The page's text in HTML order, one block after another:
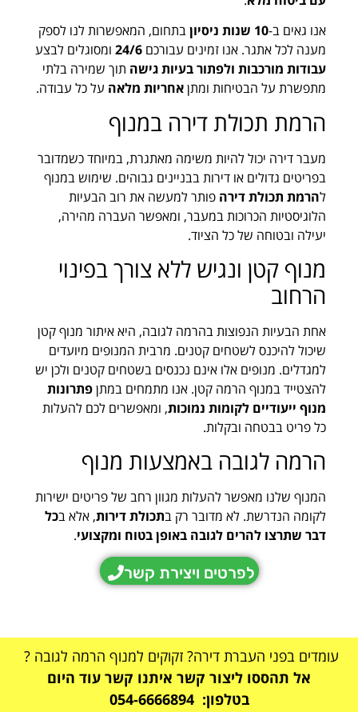
אנו גאים ב-10 שנות ניסיון
בתחום, המאפשרות לנו לספק
מענה לכל אתגר. אנו זמינים עבורכם 24/6 ומסוגלים לבצע
עבודות מורכבות ולפתור בעיות גישה תוך שמירה בלתי
מתפשרת על הבטיחות ומתןאחריות מלאה על כל עבודה.
הרמת תכולת דירה במנוף
מעבר דירה יכול להיות משימה מאתגרת, במיוחד כשמדובר
בפריטים גדולים או דירות בבניינים גבוהים. שימוש במנוף
להרמת תכולת דירה פותר למעשה את רוב הבעיות
הלוגיסטיות הכרוכות במעבר, ומאפשר העברה מהירה,
יעילה ובטוחה של כל הציוד.
מנוף קטן ונגיש ללא צורך בפינוי
הרחוב
אחת הבעיות הנפוצות בהרמה לגובה, היא איתור מנוף קטן
שיכול להיכנס לשטחים קטנים. מרבית המנופים מיועדים
למגדלים. מנופים אלו אינם נכנסים בשטחים קטנים ולכן יש
להצטייד במנוף הרמה קטן. אנו מתמחים במתןפתרונות
מנוף ייעודיים לקומות נמוכות, ומאפשרים לכם להעלות
כל פריט בבטחה ובקלות.
הרמה לגובה באמצעות מנוף
המנוף שלנו מאפשר להעלות מגוון רחב של פריטים ישירות
לקומה הנדרשת. לא מדובר רק בתכולת דירות, אלא בכל
דבר שתרצו להרים לגובה באופן בטוח ומקצועי.
לפרטים ויצירת קשר
עומדים בפני העברת דירה? זקוקים למנוף הרמה לגובה ?
אל תהססו ליצור קשר איתנו קשר עוד היום
בטלפון: 054-6666894